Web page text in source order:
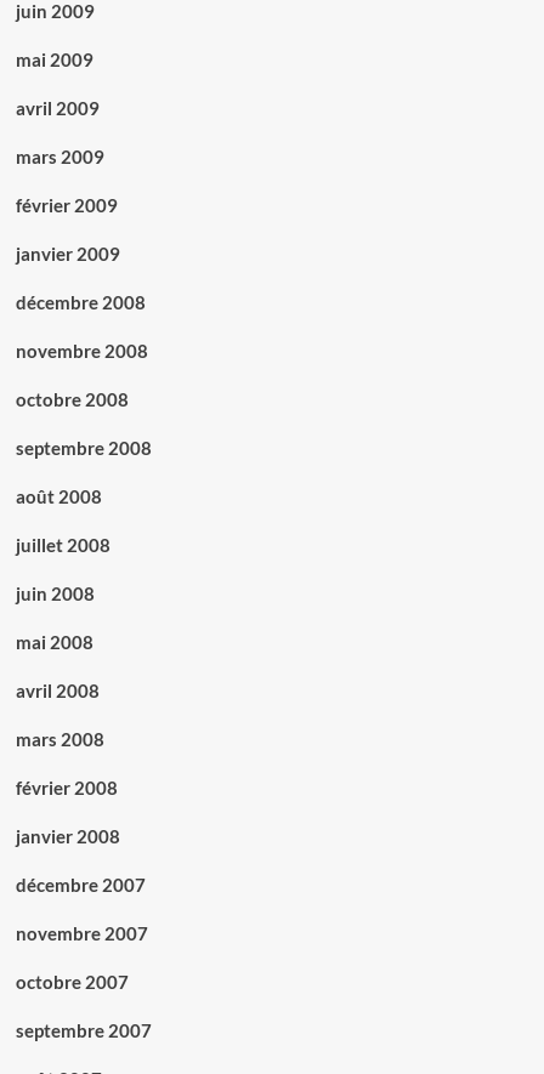
juin 2009
mai 2009
avril 2009
mars 2009
février 2009
janvier 2009
décembre 2008
novembre 2008
octobre 2008
septembre 2008
août 2008
juillet 2008
juin 2008
mai 2008
avril 2008
mars 2008
février 2008
janvier 2008
décembre 2007
novembre 2007
octobre 2007
septembre 2007